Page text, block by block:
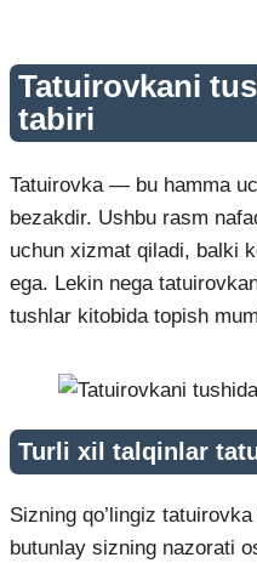
Tatuirovkani
tabiri
Tatuirovka — bu hamma
bezakdir. Ushbu rasm
uchun xizmat qiladi, balki
ega. Lekin nega
tushlar kitobida topish
Turli xil talqinlar
Sizning qo’lingiz
butunlay sizning nazorati